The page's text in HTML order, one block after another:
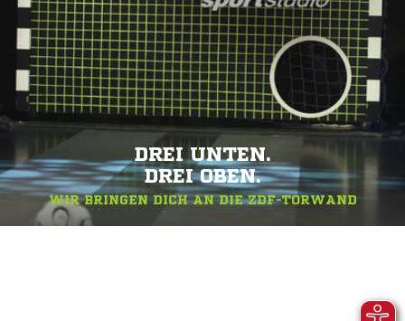
DREI UNTEN.
DREI OBEN.
WIR BRINGEN DICH AN DIE ZDF-TORWAND